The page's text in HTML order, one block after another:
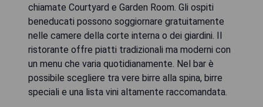
chiamate Courtyard e Garden Room. Gli ospiti
beneducati possono soggiornare gratuitamente
nelle camere della corte interna o dei giardini. Il
ristorante offre piatti tradizionali ma moderni con
un menu che varia quotidianamente. Nel bar è
possibile scegliere tra vere birre alla spina, birre
speciali e una lista vini altamente raccomandata.